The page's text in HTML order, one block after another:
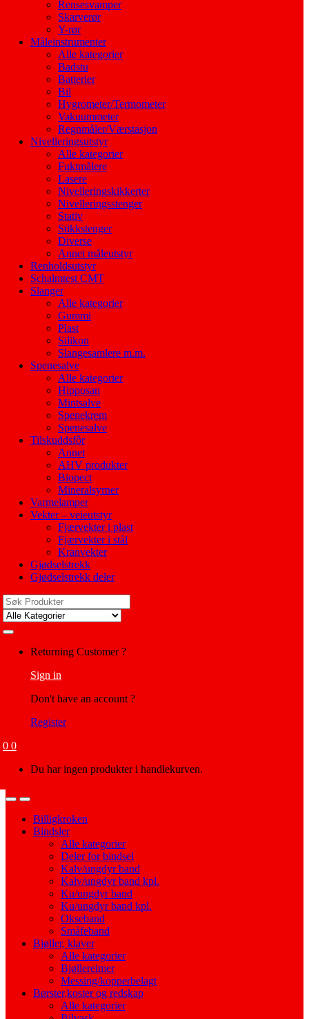
Rensesvamper
Skarverør
Y-rør
Måleinstrumenter
Alle kategorier
Badstu
Batterier
Bil
Hygrometer/Termometer
Vakuummeter
Regnmåler/Værstasjon
Nivelleringsutstyr
Alle kategorier
Fuktmålere
Lasere
Nivelleringskikkerter
Nivelleringsstenger
Stativ
Stikkstenger
Diverse
Annet måleutstyr
Renholdsutstyr
Schalmtest CMT
Slanger
Alle kategorier
Gummi
Plast
Silikon
Slangesamlere m.m.
Spenesalve
Alle kategorier
Hipposan
Mintsalve
Spenekrem
Spenesalve
Tilskuddsfôr
Annet
AHV produkter
Biopect
Mineralsyrner
Varmelamper
Vekter – veieutstyr
Fjærvekter i plast
Fjærvekter i stål
Kranvekter
Gjødselstrekk
Gjødselstrekk deler
Search
for:
Returning Customer ?
Sign in
Don't have an account ?
Register
0 0
Du har ingen produkter i handlekurven.
OpenClose
Billigkroken
Bindsler
Alle kategorier
Deler for bindsel
Kalv/ungdyr band
Kalv/ungdyr band kpl.
Ku/ungdyr band
Ku/ungdyr band kpl.
Okseband
Småfeband
Bjøller, klaver
Alle kategorier
Bjøllereimer
Messing/kopperbelagt
Børster,koster og redskap
Alle kategorier